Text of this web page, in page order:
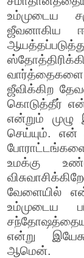
உம்முடைய
ஜீவனாகிய
ஜீவிக்கிற
கொடுத்தீர்
என்றும் முழு
செய்யும்.
உமக்கு
வேளையில்
உம்முடைய
என்று
ஆமென்.